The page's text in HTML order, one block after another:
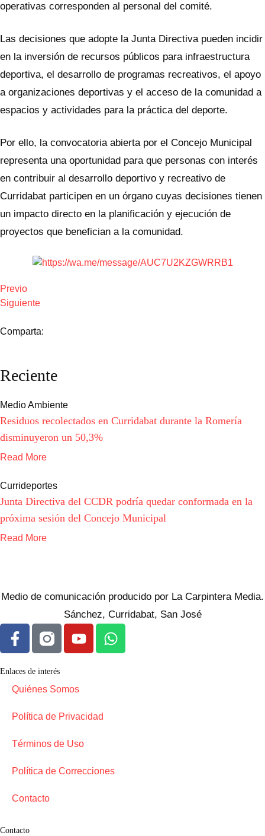
operativas corresponden al personal del comité.
Las decisiones que adopte la Junta Directiva pueden incidir
en la inversión de recursos públicos para infraestructura
deportiva, el desarrollo de programas recreativos, el apoyo
a organizaciones deportivas y el acceso de la comunidad a
espacios y actividades para la práctica del deporte.
Por ello, la convocatoria abierta por el Concejo Municipal
representa una oportunidad para que personas con interés
en contribuir al desarrollo deportivo y recreativo de
Curridabat participen en un órgano cuyas decisiones tienen
un impacto directo en la planificación y ejecución de
proyectos que benefician a la comunidad.
Previo
Siguiente
Comparta:
Reciente
Medio Ambiente
Residuos recolectados en Curridabat durante la Romería
disminuyeron un 50,3%
Read More
Currideportes
Junta Directiva del CCDR podría quedar conformada en la
próxima sesión del Concejo Municipal
Read More
Medio de comunicación producido por La Carpintera Media.
Sánchez, Curridabat, San José
Enlaces de interés
Quiénes Somos
Política de Privacidad
Términos de Uso
Política de Correcciones
Contacto
Contacto